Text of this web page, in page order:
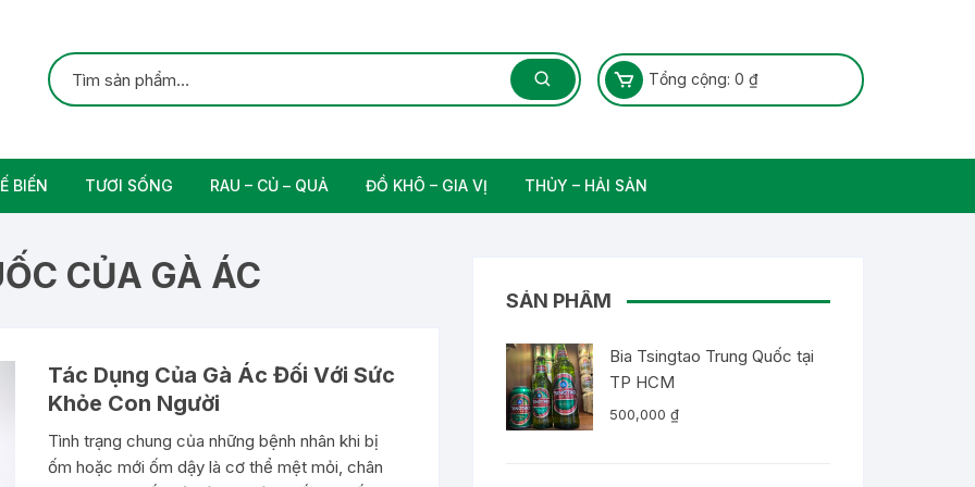
Tổng cộng: 0 ₫
BIẾN TƯƠI SỐNG
Thịt bò tươi sạch
RAU – CỦ – QUẢ ĐỒ KHÔ – GIA VỊ THỦY – HẢI SẢN
CỦA GÀ ÁC
Tác Dụng Của Gà Ác Đối Với Sức
Khỏe Con Người
Tình trạng chung của những bệnh nhân khi bị
ốm hoặc mới ốm dậy là cơ thể mệt mỏi, chân
SẢN PHẨM
Bia Tsingtao Trung Quốc tại
TP HCM
500,000 ₫